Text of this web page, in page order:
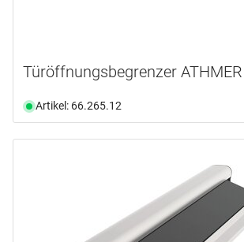
Türöffnungsbegrenzer
Artikel: 66.265.12